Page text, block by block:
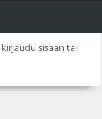
kirjaudu sisään tai